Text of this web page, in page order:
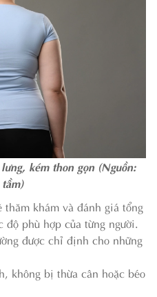
kém thon gọn (Nguồn:
tầm)
khám và đánh giá tổng
độ phù hợp của từng người.
được chỉ định cho những
không bị thừa cân hoặc béo